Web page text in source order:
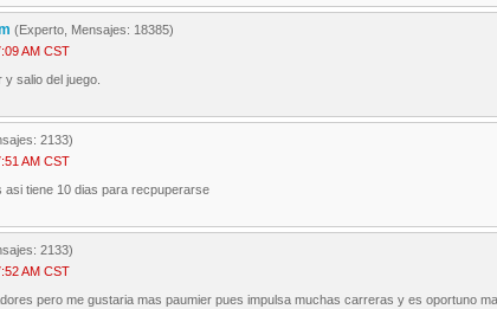
(Experto, Mensajes: 18385)
AM CST
salio del juego.
2133)
AM CST
tiene 10 dias para recpuperarse
2133)
AM CST
pero me gustaria mas paumier pues impulsa muchas carreras y es oportuno